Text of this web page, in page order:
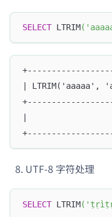
SELECT LTRIM(
|
UTF-8 字符处理
SELECT LTRIM(